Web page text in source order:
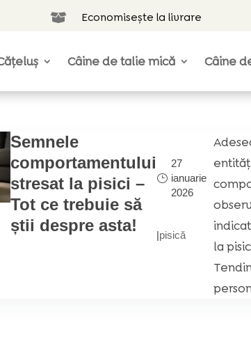
 Economisește la livrare
Câine de talie mică Câine
Semnele
comportamentului
stresat la pisici –
Tot ce trebuie să
știi despre asta!
27
ianuarie
2026
|pisică
la